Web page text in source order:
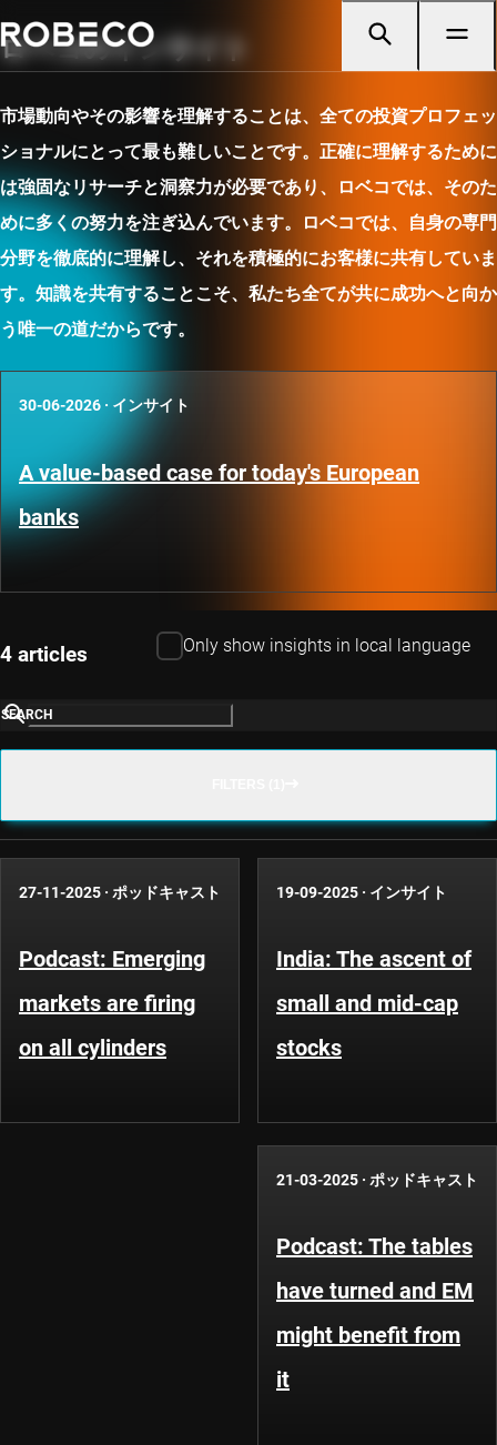
ロベコのインサイト
市場動向やその影響を理解することは、全ての投資プロフェッ
ショナルにとって最も難しいことです。正確に理解するために
は強固なリサーチと洞察力が必要であり、ロベコでは、そのた
めに多くの努力を注ぎ込んでいます。ロベコでは、自身の専門
分野を徹底的に理解し、それを積極的にお客様に共有していま
す。知識を共有することこそ、私たち全てが共に成功へと向か
う唯一の道だからです。
30-06-2026 · インサイト
A value-based case for today's European
banks
4 articles Only show insights in local language
SEARCH
27-11-2025 · ポッドキャスト
Podcast: Emerging
markets are firing
on all cylinders
19-09-2025 · インサイト
India: The ascent of
small and mid-cap
stocks
21-03-2025 · ポッドキャスト
Podcast: The tables
have turned and EM
might benefit from
it